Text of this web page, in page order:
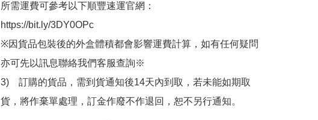
所需運費可參考以下順豐速運官網：
https://bit.ly/3DY0OPc
※因貨品包裝後的外盒體積都會影響運費計算，如有任何疑問
亦可先以訊息聯絡我們客服查詢※
3)　訂購的貨品，需到貨通知後14天內到取，若未能如期取
貨，將作棄單處理，訂金作廢不作退回，恕不另行通知。